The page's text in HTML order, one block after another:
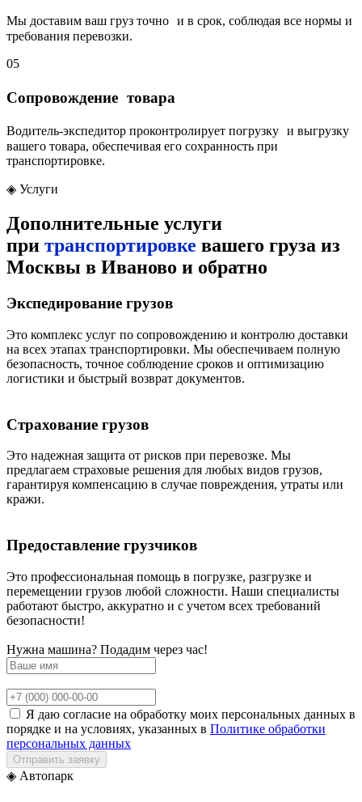
Мы доставим ваш груз точно и в срок, соблюдая все нормы и
требования перевозки.
05
Сопровождение товара
Водитель-экспедитор проконтролирует погрузку и выгрузку
вашего товара, обеспечивая его сохранность при
транспортировке.
◈ Услуги
Дополнительные услуги
при транспортировке вашего груза из
Москвы в Иваново и обратно
Экспедирование грузов
Это комплекс услуг по сопровождению и контролю доставки
на всех этапах транспортировки. Мы обеспечиваем полную
безопасность, точное соблюдение сроков и оптимизацию
логистики и быстрый возврат документов.
Страхование грузов
Это надежная защита от рисков при перевозке. Мы
предлагаем страховые решения для любых видов грузов,
гарантируя компенсацию в случае повреждения, утраты или
кражи.
Предоставление грузчиков
Это профессиональная помощь в погрузке, разгрузке и
перемещении грузов любой сложности. Наши специалисты
работают быстро, аккуратно и с учетом всех требований
безопасности!
Нужна машина? Подадим через час!
Я даю согласие на обработку моих персональных данных в
порядке и на условиях, указанных в Политике обработки
персональных данных
Отправить заявку
◈ Автопарк